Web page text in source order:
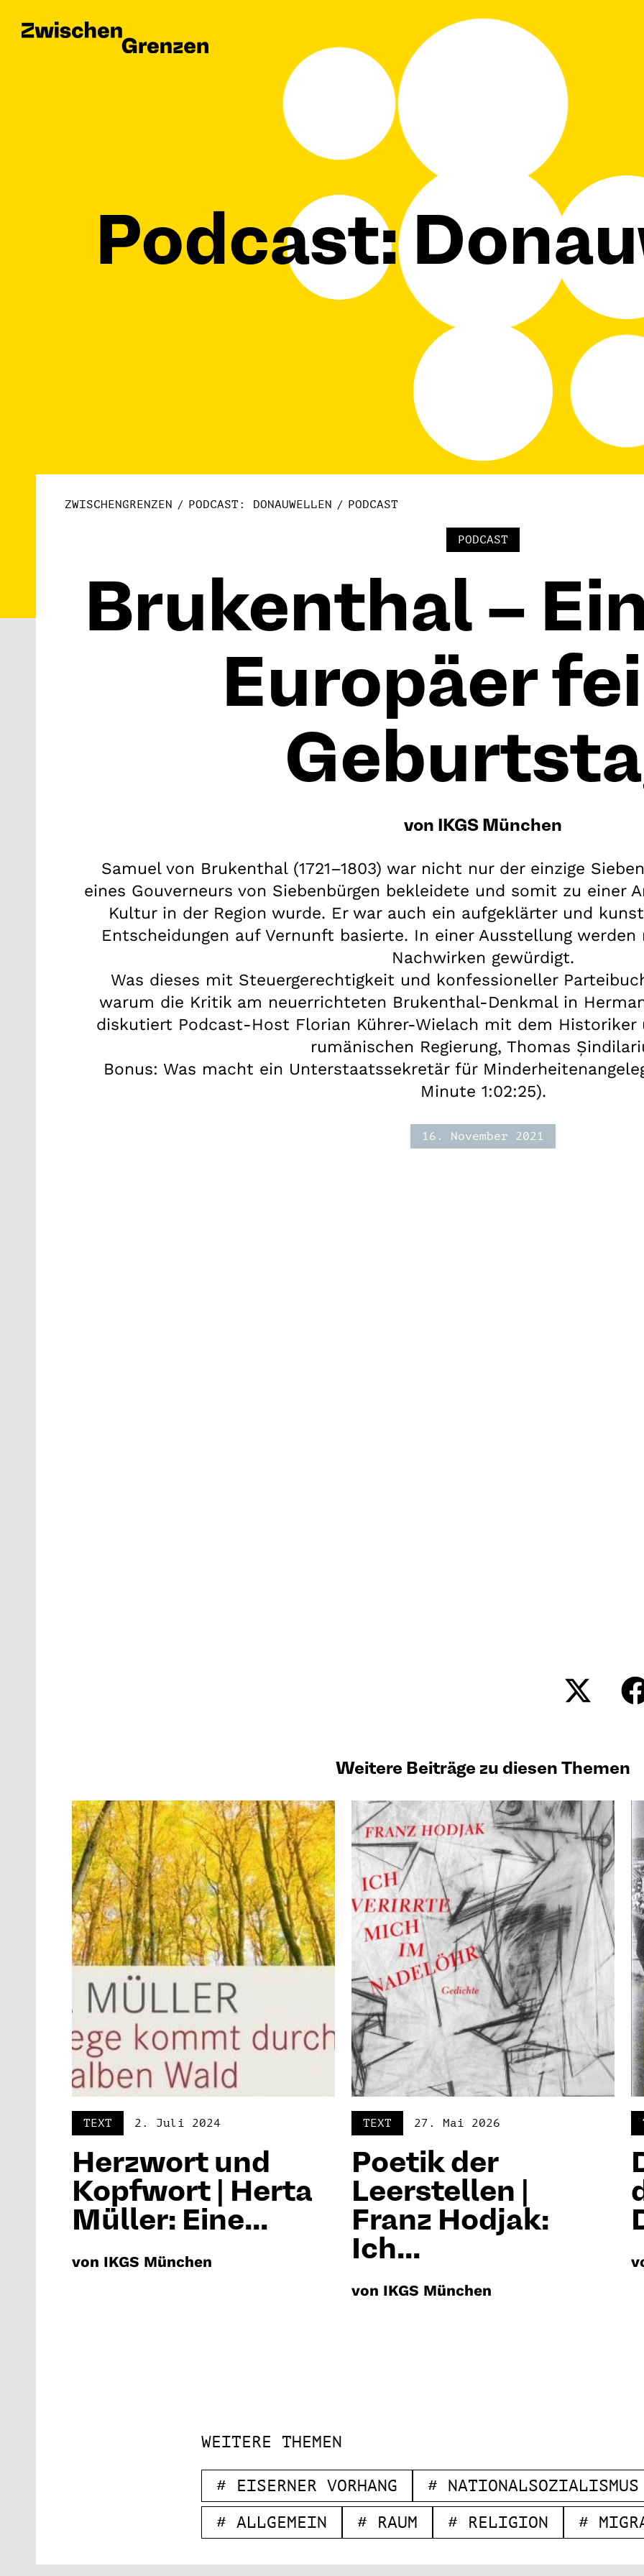
Podcast:
ZWISCHENGRENZEN PODCAST: DONAUWELLEN PODCAST
PODCAST
Brukenthal –
Europäer
von IKGS München
Samuel von Brukenthal (1721–1803) war nicht nur der einzige
eines Gouverneurs von Siebenbürgen bekleidete und somit zu einer
Kultur in der Region wurde. Er war auch ein aufgeklärter und
Entscheidungen auf Vernunft basierte. In einer Ausstellung
Nachwirken gewürdigt.
Was dieses mit Steuergerechtigkeit und konfessioneller
warum die Kritik am neuerrichteten Brukenthal-Denkmal in
diskutiert Podcast-Host Florian Kührer-Wielach mit dem
rumänischen Regierung, Thomas
Bonus: Was macht ein Unterstaatssekretär für
Minute 1:02:25).
16. November 2021
Share
Weitere Beiträge zu diesen Themen
TEXT 2. Juli 2024
Herzwort und
Kopfwort | Herta
Müller: Eine...
von IKGS München
TEXT 27. Mai 2026
Poetik der
Leerstellen |
Franz Hodjak:
Ich...
von IKGS München
WEITERE THEMEN
# EISERNER VORHANG # NATIONALSOZIALISMUS
# ALLGEMEIN # RAUM # RELIGION #